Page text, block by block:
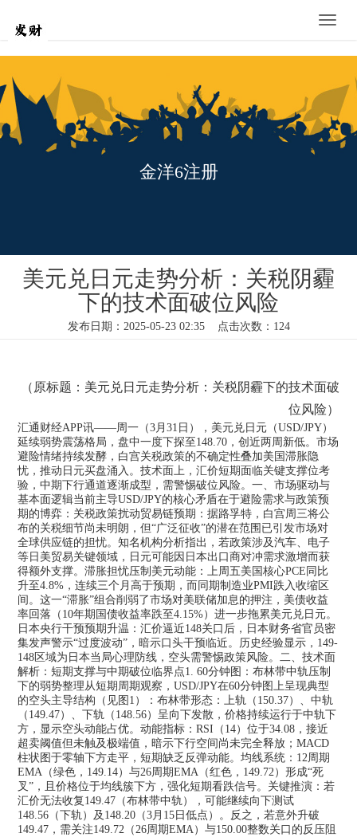
Toggle
金洋6注册
美元兑日元走势分析：关税阴霾
下的技术面破位风险
发布日期：2025-05-23 02:35 点击次数：124
（原标题：美元兑日元走势分析：关税阴霾下的技术面破
位风险）
汇通财经APP讯——周一（3月31日），美元兑日元（USD/JPY）
延续弱势震荡格局，盘中一度下探至148.70，创近两周新低。市场
避险情绪持续发酵，白宫关税政策的不确定性叠加美国滞胀隐
忧，推动日元买盘涌入。技术面上，汇价短期面临关键支撑位考
验，中期下行通道逐渐成型，需警惕破位风险。一、市场驱动与
基本面逻辑当前主导USD/JPY的核心矛盾在于避险需求与政策预
期的博弈：关税政策扰动贸易链预期：据路孚特，白宫周三将公
布的关税细节尚未明朗，但“广泛征收”的潜在范围已引发市场对
全球供应链的担忧。知名机构分析指出，若政策涉及汽车、电子
等日美贸易关键领域，日元可能因日本出口商对冲需求激增而获
得额外支撑。滞胀担忧压制美元动能：上周五美国核心PCE同比
升至4.8%，连续三个月高于预期，而同期制造业PMI跌入收缩区
间。这一“滞胀”组合削弱了市场对美联储加息的押注，美债收益
率回落（10年期国债收益率跌至4.15%）进一步拖累美元兑日元。
日本央行干预预期升温：汇价逼近148关口后，日本财务省官员密
集发声警示“过度波动”，暗示口头干预临近。历史经验显示，149-
148区域为日本当局心理防线，空头需警惕政策风险。二、技术面
解析：短期支撑与中期破位临界点1. 60分钟图：布林带中轨压制
下的弱势整理从短期周期观察，USD/JPY在60分钟图上呈现典型
的空头主导结构（见图1）：布林带形态：上轨（150.37）、中轨
（149.47）、下轨（148.56）呈向下发散，价格持续运行于中轨下
方，显示空头动能占优。动能指标：RSI（14）位于34.08，接近
超卖阈值但未触及极端值，暗示下行空间尚未完全释放；MACD
柱状图于零轴下方走平，短期缺乏反弹动能。均线系统：12周期
EMA（绿色，149.14）与26周期EMA（红色，149.72）形成“死
叉”，且价格位于均线簇下方，强化短期看跌信号。关键推演：若
汇价无法收复149.47（布林带中轨），可能继续向下测试
148.56（下轨）及148.20（3月15日低点）。反之，若意外升破
149.47，需关注149.72（26周期EMA）与150.00整数关口的反压阻